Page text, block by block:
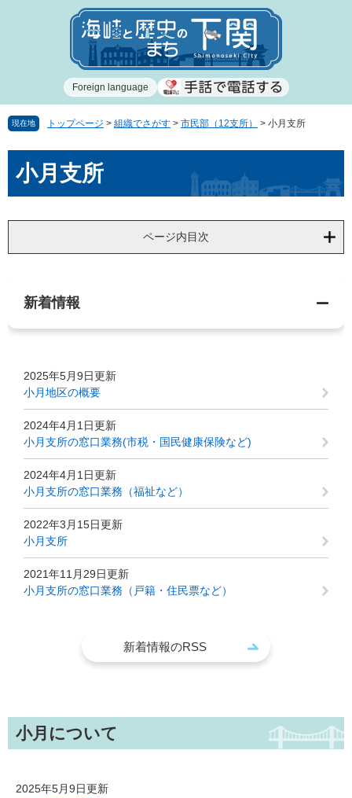
で
ば
Foreign language
現在地 トップページ > 組織でさがす > 市民部（12支所） > 小月支所
文小月支所
ページ内目次
新着情報
2025年5月9日更新
小月地区の概要
2024年4月1日更新
小月支所の窓口業務(市税・国民健康保険など)
2024年4月1日更新
小月支所の窓口業務（福祉など）
2022年3月15日更新
小月支所
2021年11月29日更新
小月支所の窓口業務（戸籍・住民票など）
新着情報のRSS
小月について
2025年5月9日更新